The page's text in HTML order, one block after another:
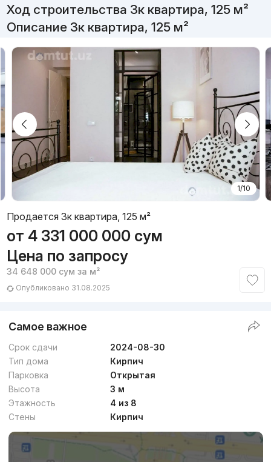
Ход строительства 3к квартира, 125 м²
Описание 3к квартира, 125 м²
1/10
Продается 3к квартира, 125 м²
от 4 331 000 000 сум
Цена по запросу
34 648 000 сум за м²
Опубликовано 31.08.2025
Самое важное
Срок сдачи
2024-08-30
Тип дома
Кирпич
Парковка
Открытая
Высота
3 м
Этажность
4 из 8
Стены
Кирпич